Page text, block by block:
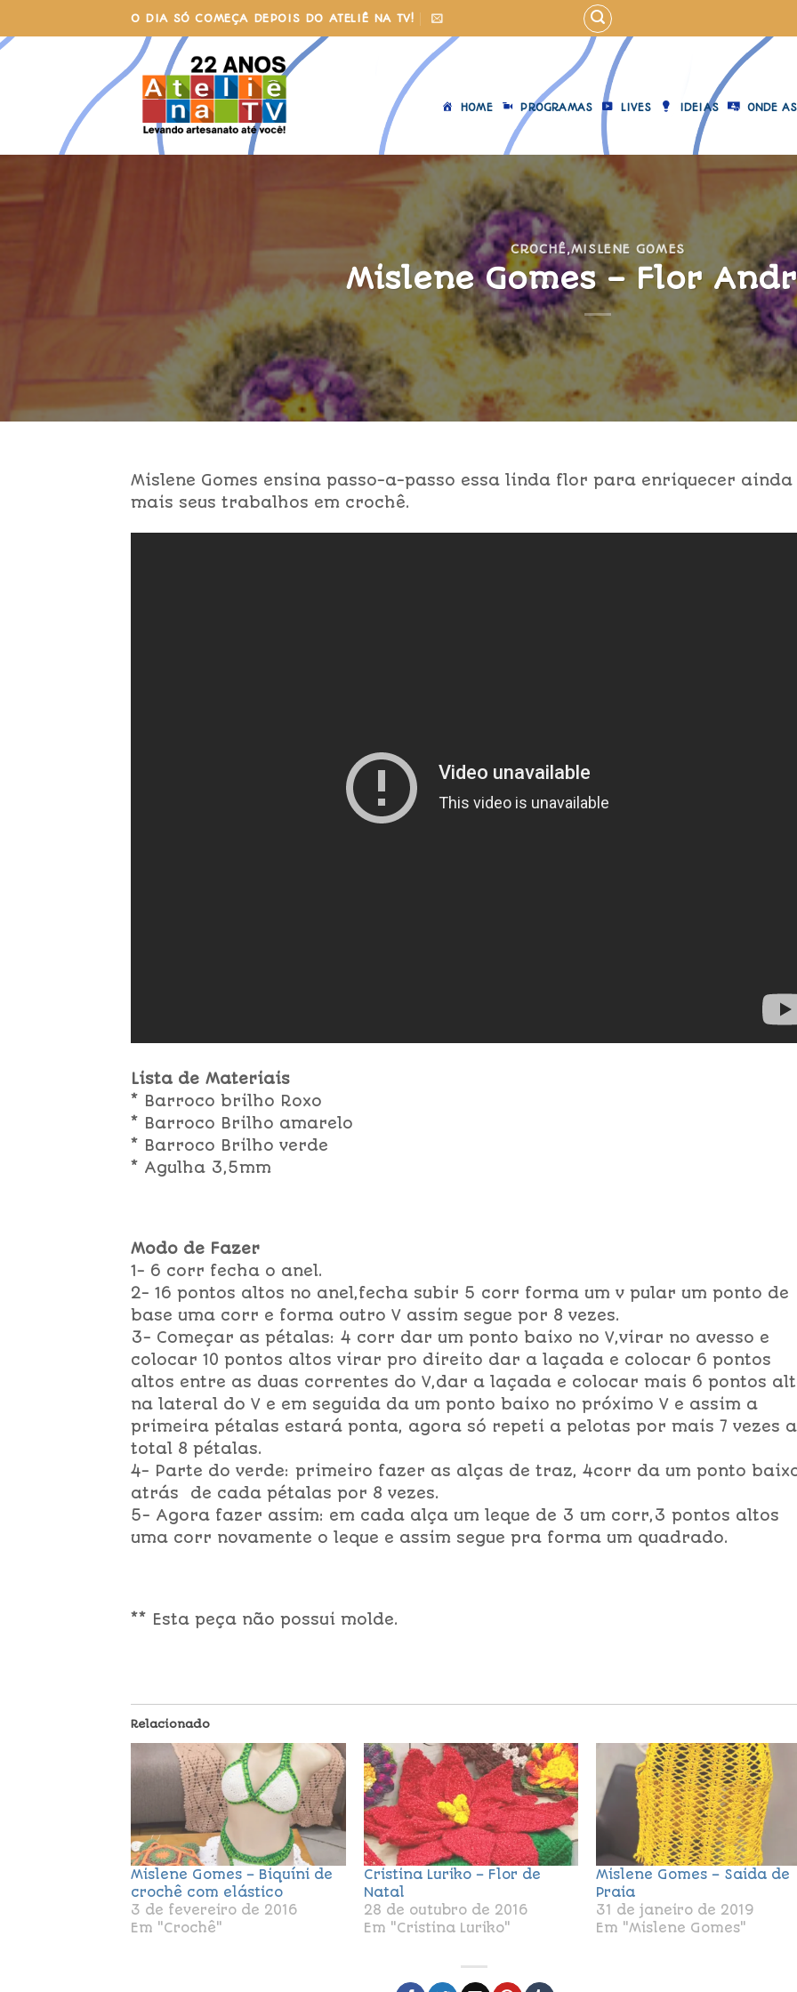
to
content
O DIA SÓ COMEÇA DEPOIS DO ATELIÊ NA TV!
HOME PROGRAMAS LIVES IDEIAS ONDE
CROCHÊ,MISLENE GOMES
Mislene Gomes – Flor
Mislene Gomes ensina passo-a-passo essa linda flor para enriquecer ainda
mais seus trabalhos em crochê.
Lista de Materiais
* Barroco brilho Roxo
* Barroco Brilho amarelo
* Barroco Brilho verde
* Agulha 3,5mm
Modo de Fazer
1- 6 corr fecha o anel.
2- 16 pontos altos no anel,fecha subir 5 corr forma um v pular um ponto de
base uma corr e forma outro V assim segue por 8 vezes.
3- Começar as pétalas: 4 corr dar um ponto baixo no V,virar no avesso e
colocar 10 pontos altos virar pro direito dar a laçada e colocar 6 pontos
altos entre as duas correntes do V,dar a laçada e colocar mais 6 pontos
na lateral do V e em seguida da um ponto baixo no próximo V e assim a
primeira pétalas estará ponta, agora só repeti a pelotas por mais 7 vezes
total 8 pétalas.
4- Parte do verde: primeiro fazer as alças de traz, 4corr da um ponto
atrás de cada pétalas por 8 vezes.
5- Agora fazer assim: em cada alça um leque de 3 um corr,3 pontos altos
uma corr novamente o leque e assim segue pra forma um quadrado.
** Esta peça não possui molde.
Relacionado
Mislene Gomes – Biquíni de
crochê com elástico
3 de fevereiro de 2016
Em "Crochê"
Cristina Luriko – Flor de
Natal
28 de outubro de 2016
Em "Cristina Luriko"
Mislene Gomes – Saida de
Praia
31 de janeiro de 2019
Em "Mislene Gomes"